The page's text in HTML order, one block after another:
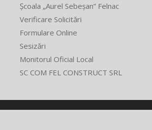
Școala „Aurel Sebeșan” Felnac
Verificare Solicitări
Formulare Online
Sesizări
Monitorul Oficial Local
SC COM FEL CONSTRUCT SRL